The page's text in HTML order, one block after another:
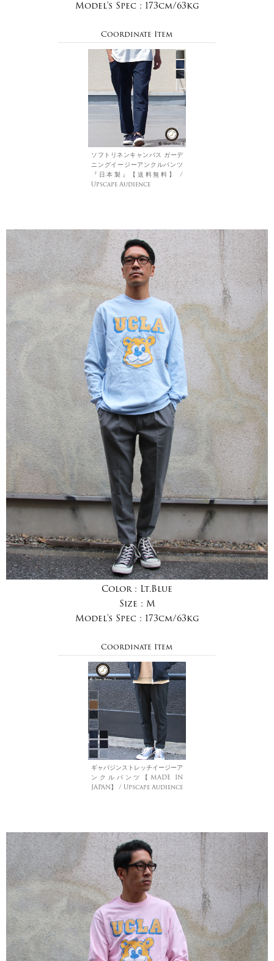
Model's Spec : 173cm/63kg
Coordinate Item
ソフトリネンキャンバス ガーデ
ニングイージーアンクルパンツ
『日本製』【送料無料】 /
Upscape Audience
Color : Lt.Blue
Size : M
Model's Spec : 173cm/63kg
Coordinate Item
ギャバジンストレッチイージーア
ンクルパンツ【MADE IN
JAPAN】 / Upscape Audience